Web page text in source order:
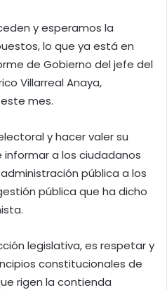
y esperamos la
lo que ya está en
de Gobierno del jefe del
Villarreal Anaya,
mes.
y hacer valer su
a los ciudadanos
pública a los
pública que ha dicho
legislativa, es respetar y
constitucionales de
rigen la contienda